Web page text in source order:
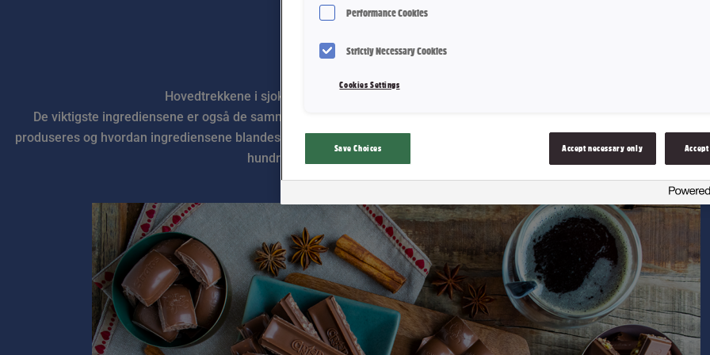
Hovedtrekkene i sjokoladeproduksjonen er lik fra den ene fabrikken til den andre.
De viktigste ingrediensene er også de samme i nær sagt all sjokolade. Men det er alle detaljene rundt hvordan Nidar-
produseres og hvordan ingrediensene blandes som gjør at vår sjokolade er noe for seg selv. Produksjonsmetoden er
hundre års erfaring i å lage sjokolade for nordmenn.
Performance Cookies
Strictly Necessary Cookies
Cookies Settings
Save Choices Accept necessary only